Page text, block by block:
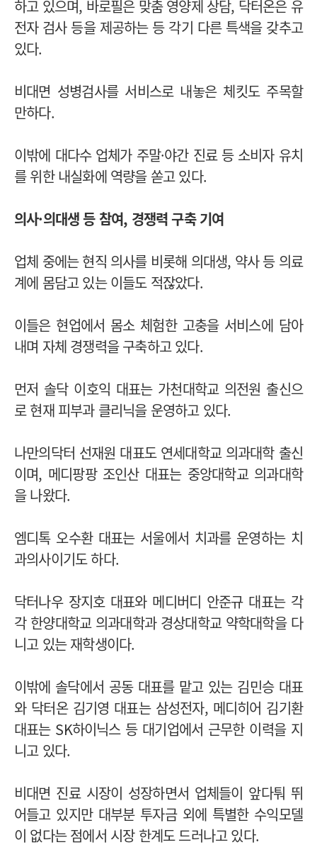
하고 있으며, 바로필은 맞춤 영양제 상담, 닥터온은 유
전자 검사 등을 제공하는 등 각기 다른 특색을 갖추고
있다.
비대면 성병검사를 서비스로 내놓은 체킷도 주목할
만하다.
이밖에 대다수 업체가 주말·야간 진료 등 소비자 유치
를 위한 내실화에 역량을 쏟고 있다.
의사·의대생 등 참여, 경쟁력 구축 기여
업체 중에는 현직 의사를 비롯해 의대생, 약사 등 의료
계에 몸담고 있는 이들도 적잖았다.
이들은 현업에서 몸소 체험한 고충을 서비스에 담아
내며 자체 경쟁력을 구축하고 있다.
먼저 솔닥 이호익 대표는 가천대학교 의전원 출신으
로 현재 피부과 클리닉을 운영하고 있다.
나만의닥터 선재원 대표도 연세대학교 의과대학 출신
이며, 메디팡팡 조인산 대표는 중앙대학교 의과대학
을 나왔다.
엠디톡 오수환 대표는 서울에서 치과를 운영하는 치
과의사이기도 하다.
닥터나우 장지호 대표와 메디버디 안준규 대표는 각
각 한양대학교 의과대학과 경상대학교 약학대학을 다
니고 있는 재학생이다.
이밖에 솔닥에서 공동 대표를 맡고 있는 김민승 대표
와 닥터온 김기영 대표는 삼성전자, 메디히어 김기환
대표는 SK하이닉스 등 대기업에서 근무한 이력을 지
니고 있다.
비대면 진료 시장이 성장하면서 업체들이 앞다퉈 뛰
어들고 있지만 대부분 투자금 외에 특별한 수익모델
이 없다는 점에서 시장 한계도 드러나고 있다.